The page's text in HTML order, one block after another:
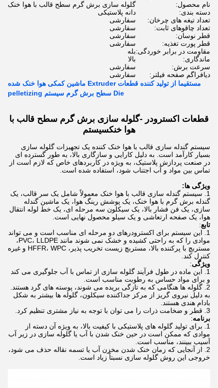
نام محصول:
گلوله سازی برش گرم سطح قالب با هوا خنک
دسته بندی:
دانه پلاستیکی
تعداد تیغه های چرخان:
سفارشی
تعداد چاقوهای ثابت:
سفارشی
قطر نوسان:
سفارشی
قطر پورت تغذیه:
سفارشی
مقاومت در برابر خوردگی:بله
ماندگاری:
بالا
سرعت برش:
سفارشی
دیافراگم صفحه فیلتر:
سفارشی
مستقیما از تولید کننده قطعات Extruder ماشین کمکی هوا خنک شده
Die سطح برش گرم سیستم pelletizing
قطعات اکسترودر -گلوله سازی برش گرم سطح قالب با
هوا خنکسیستم
سیستم گندله سازی قالب با هوا خنک کننده یک تجهیزات گلوله سازی
بسیار کارآمد است. به دلیل کارایی و سازگاری بالا، به طور گسترده ای
در صنعت پردازش پلاستیک، به ویژه در کاربردهای خاص که لازم است از
تماس بین مواد و آب اجتناب شود، استفاده شده است.
ویژگی ها:
سیستم گندله سازی قالب با هوا خنک معمولاً شامل یک سر قالب، یک
گندله برش گرم با هوا خنک، یک پوشش رینگ هوا، یک ماشین گندله
سازی، یک فن فشار بالا، یک سیکلون سه مرحله ای، یک خط لوله انتقال
هوا، یک صفحه ارتعاشی و یک سیلو محصول نهایی است.
تابع:
این سیستم برای اکسترودرهای دو مرحله ای مناسب است و می تواند
موادی را که به راحتی کشیده و خشک نمی شوند مانند PVC، LLDPE،
مستربچ با پرکننده بالا، مستربچ زیست تخریب پذیر، HFFR، WPC و غیره
کنترل کند.
ویژگی:
این ماده در طول فرآیند گلوله سازی از تماس با آب جلوگیری می کند
و برای مواد حساس به رطوبت مناسب است.
گلوله ها هنگامی که به تازگی بریده می شوند، پوسته های گرد هستند.
به دلیل نیروی گریز از مرکز جداکننده سیکلون، گلوله ها بیشتر به شکل
بادام هندی هستند.
قطر و ضخامت ذرات را می توان با توجه به نیاز مشتری تنظیم کرد.
برنامه:
برای تولید گلوله های پلاستیکی با کیفیت بالا، به ویژه آن دسته از
موادی که ممکن است در حین خنک شدن با آب یا گلوله سازی در زیر آب
آسیب ببینند، مناسب است.
از آنجایی که زمان خنک شدن مخزن آب یا تسمه نقاله حذف می شود،
خروجی این روش گلوله سازی نسبتاً زیاد است.